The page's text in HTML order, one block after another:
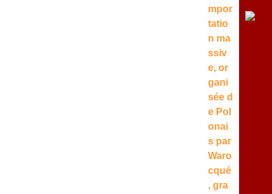
mpor
tatio
n ma
ssiv
e, or
gani
sée d
e Pol
onai
s par
Waro
cqué
, gra